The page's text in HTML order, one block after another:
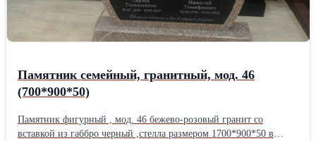
Памятник семейный, гранитный, мод. 46
(700*900*50)
Памятник фигурный , мод. 46 бежево-розовый гранит со
вставкой из габбро черный ,стелла размером 1700*900*50 в